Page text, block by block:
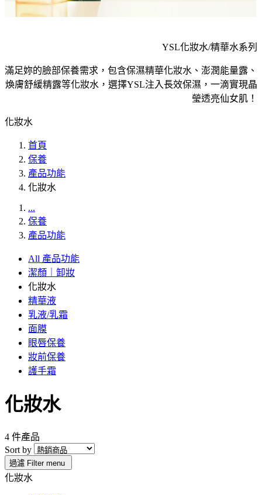
YSL化妝水/精華水系列
滿足妳的臉部保養需求，包含保濕精華化妝水、澎潤能量露、
煥膚舒緩精露等化妝水，選擇YSL注入長效保濕，一滴實現晶
瑩透亮仙女肌！
化妝水
首頁
保養
產品功能
化妝水
...
保養
產品功能
All 產品功能
潔顏｜卸妝
化妝水
精華液
乳液/乳霜
面膜
眼唇保養
妝前保養
護手霜
化妝水
4 件產品
Sort by
過濾 Filter menu
化妝水